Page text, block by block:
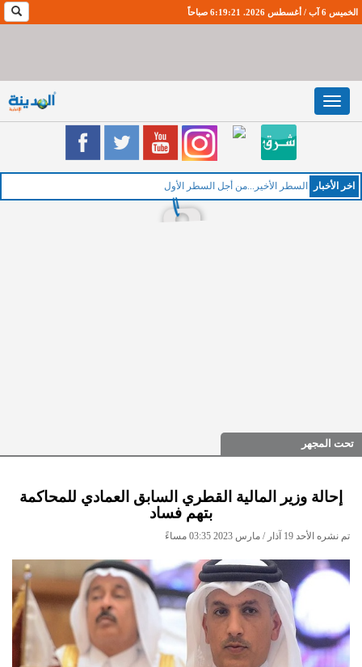
الخميس 6 آب / أغسطس 2026. 6:19:22 صباحاً
Toggle
navigation
اخر اﻷخبار الخ
تحت المجهر
إحالة وزير المالية القطري السابق العمادي للمحاكمة
بتهم فساد
تم نشره الأحد 19 آذار / مارس 2023 03:35 مساءً